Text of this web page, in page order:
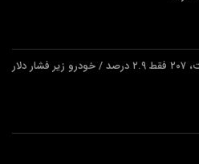
دلار ۴ درصد ریخت، ۲۰۷ فقط ۲.۹ درصد / خودرو زیر فشار دلار